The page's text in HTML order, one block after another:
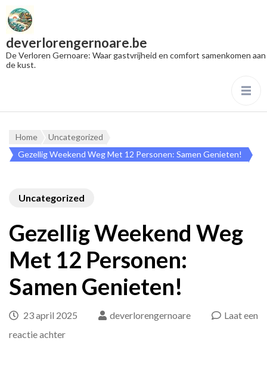
deverlorengernoare.be
De Verloren Gernoare: Waar gastvrijheid en comfort samenkomen aan
de kust.
Home
Uncategorized
Gezellig Weekend Weg Met 12 Personen: Samen Genieten!
Uncategorized
Gezellig Weekend Weg
Met 12 Personen:
Samen Genieten!
23 april 2025 deverlorengernoare
Laat een
reactie achterop